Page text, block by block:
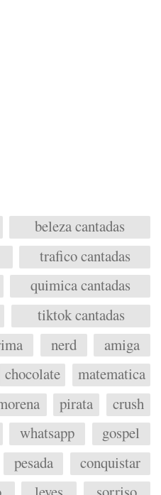
beleza cantadas
trafico cantadas
quimica cantadas
tiktok cantadas
nerd
amiga
chocolate
matematica
pirata
crush
whatsapp
gospel
pesada
conquistar